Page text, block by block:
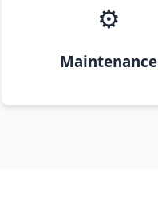
⚙️
Maintenance